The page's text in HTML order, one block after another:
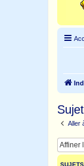
Aller
SUJETS